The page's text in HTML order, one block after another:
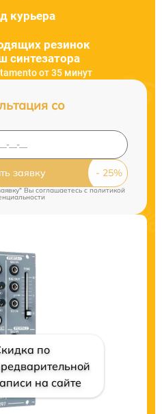
курьера
резинок
синтезатора
от 35 минут
со
заявку
Вы соглашаетесь cполитикой
по
на сайте